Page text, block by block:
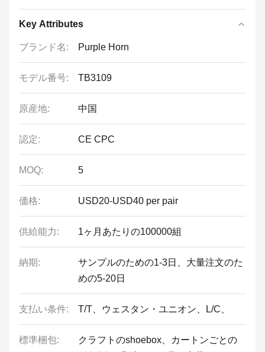
Key Attributes
ブランド名: Purple Horn
モデル番号: TB3109
原産地: 中国
認定: CE CPC
MOQ: 5
価格: USD20-USD40 per pair
供給能力: 1ヶ月あたりの100000組
納期:
サンプルのための1-3日、大量注文のた
めの5-20日
支払い条件: T/T、ウェスタン・ユニオン、L/C、
標準梱包:
クラフトのshoebox、カートンごとの